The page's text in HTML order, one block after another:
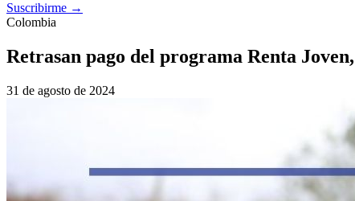
Suscribirme →
Colombia
Retrasan pago del programa Renta
31 de agosto de 2024